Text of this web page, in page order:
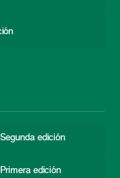
edición
edición